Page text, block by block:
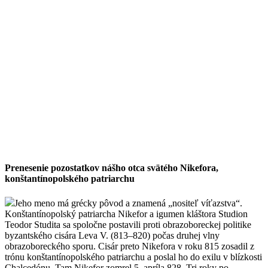
Prenesenie pozostatkov nášho otca svätého Nikefora,
konštantínopolského patriarchu
Jeho meno má grécky pôvod a znamená „nositeľ víťazstva“.
Konštantínopolský patriarcha Nikefor a igumen kláštora Studion
Teodor Studita sa spoločne postavili proti obrazoboreckej politike
byzantského cisára Leva V. (813–820) počas druhej vlny
obrazoboreckého sporu. Cisár preto Nikefora v roku 815 zosadil z
trónu konštantínopolského patriarchu a poslal ho do exilu v blízkosti